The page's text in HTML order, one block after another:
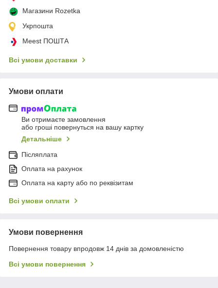
Магазини Rozetka
Укрпошта
Meest ПОШТА
Всі умови доставки
Умови оплати
Ви отримаєте замовлення
або гроші повернуться на вашу картку
Детальніше
Післяплата
Оплата на рахунок
Оплата на карту або по реквізитам
Всі умови оплати
Умови повернення
Повернення товару впродовж 14 днів за домовленістю
Всі умови повернення